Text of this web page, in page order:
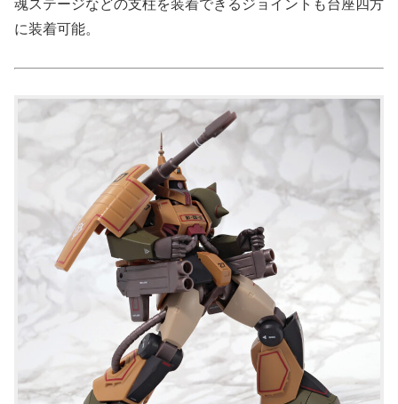
魂ステージなどの支柱を装着できるジョイントも台座四方
に装着可能。